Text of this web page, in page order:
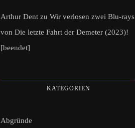
Arthur Dent zu Wir verlosen zwei Blu-rays
von Die letzte Fahrt der Demeter (2023)!
[beendet]
KATEGORIEN
Abgründe